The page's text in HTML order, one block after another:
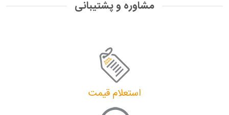
مشاوره و پشتیبانی
استعلام قیمت